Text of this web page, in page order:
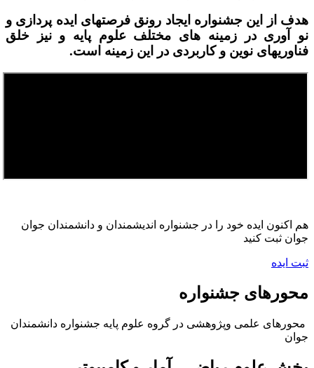
هدف از این جشنواره ایجاد رونق فرصتهای ایده پردازی و
نو آوری در زمینه های مختلف علوم پایه و نیز خلق
فناوریهای نوین و کاربردی در این زمینه است.
هم اکنون ایده خود را در جشنواره انديشمندان و دانشمندان جوان
جوان ثبت کنید
ثبت ایده
محورهای جشنواره
محورهای علمی وپژوهشی در گروه علوم پایه جشنواره دانشمندان
جوان